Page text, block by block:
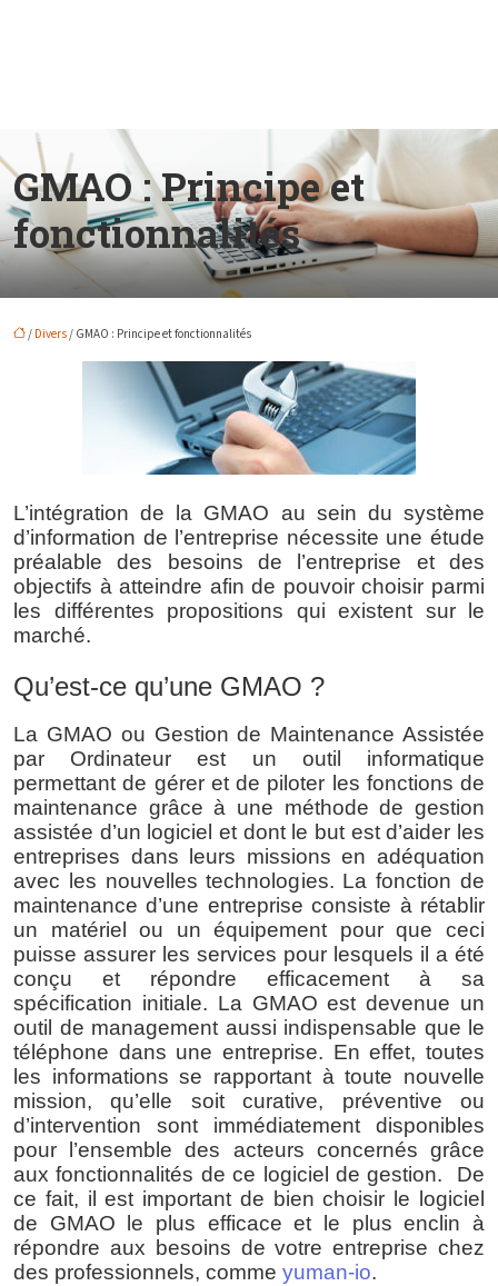
GMAO : Principe et
fonctionnalités
/ Divers/ GMAO : Principe et fonctionnalités
L’intégration de la GMAO au sein du système
d’information de l’entreprise nécessite une étude
préalable des besoins de l’entreprise et des
objectifs à atteindre afin de pouvoir choisir parmi
les différentes propositions qui existent sur le
marché.
Qu’est-ce qu’une GMAO ?
La GMAO ou Gestion de Maintenance Assistée
par Ordinateur est un outil informatique
permettant de gérer et de piloter les fonctions de
maintenance grâce à une méthode de gestion
assistée d’un logiciel et dont le but est d’aider les
entreprises dans leurs missions en adéquation
avec les nouvelles technologies. La fonction de
maintenance d’une entreprise consiste à rétablir
un matériel ou un équipement pour que ceci
puisse assurer les services pour lesquels il a été
conçu et répondre efficacement à sa
spécification initiale. La GMAO est devenue un
outil de management aussi indispensable que le
téléphone dans une entreprise. En effet, toutes
les informations se rapportant à toute nouvelle
mission, qu’elle soit curative, préventive ou
d’intervention sont immédiatement disponibles
pour l’ensemble des acteurs concernés grâce
aux fonctionnalités de ce logiciel de gestion.  De
ce fait, il est important de bien choisir le logiciel
de GMAO le plus efficace et le plus enclin à
répondre aux besoins de votre entreprise chez
des professionnels, comme yuman-io.